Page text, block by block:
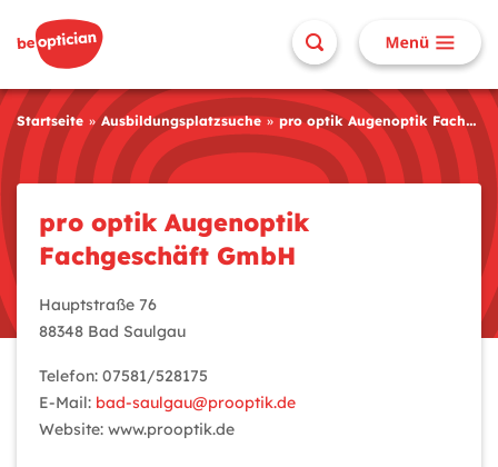
Startseite Ausbildungsplatzsuche pro optik Augenoptik Fachgeschäft GmbH
pro optik Augenoptik
Fachgeschäft GmbH
Hauptstraße 76
88348 Bad Saulgau
Telefon: 07581/528175
E-Mail: bad-saulgau@prooptik.de
Website: www.prooptik.de